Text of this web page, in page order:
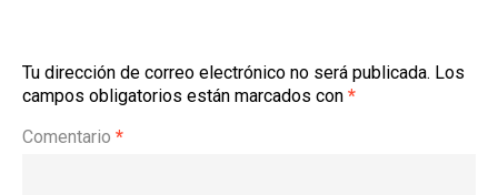
Tu dirección de correo electrónico no será publicada. Los
campos obligatorios están marcados con *
Comentario *